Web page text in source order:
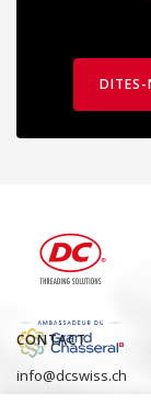
DITES-
CONTACT
info@dcswiss.ch